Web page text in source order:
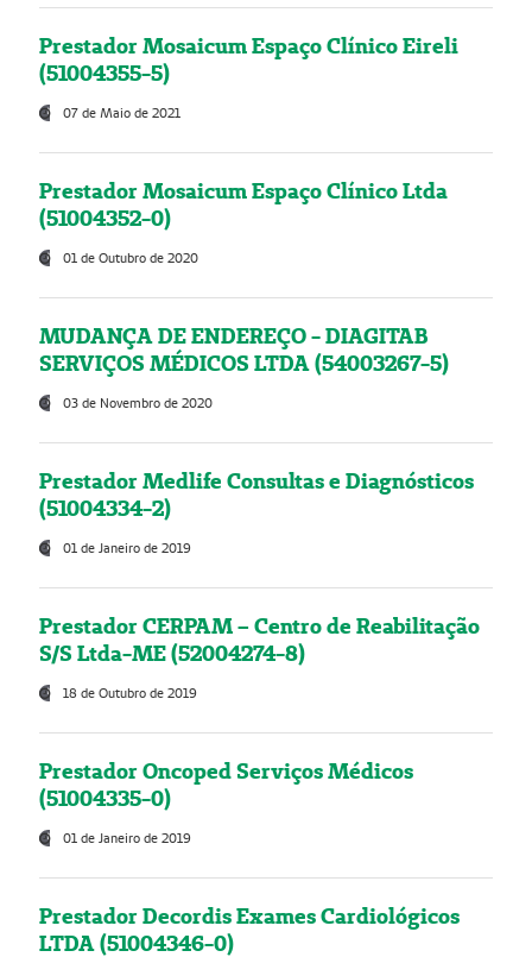
Prestador Mosaicum Espaço Clínico Eireli
(51004355-5)
07 de Maio de 2021
Prestador Mosaicum Espaço Clínico Ltda
(51004352-0)
01 de Outubro de 2020
MUDANÇA DE ENDEREÇO - DIAGITAB
SERVIÇOS MÉDICOS LTDA (54003267-5)
03 de Novembro de 2020
Prestador Medlife Consultas e Diagnósticos
(51004334-2)
01 de Janeiro de 2019
Prestador CERPAM – Centro de Reabilitação
S/S Ltda-ME (52004274-8)
18 de Outubro de 2019
Prestador Oncoped Serviços Médicos
(51004335-0)
01 de Janeiro de 2019
Prestador Decordis Exames Cardiológicos
LTDA (51004346-0)